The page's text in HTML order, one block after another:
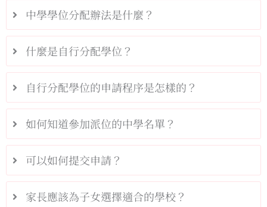
中學學位分配辦法是什麼？
什麼是自行分配學位？
自行分配學位的申請程序是怎樣的？
如何知道參加派位的中學名單？
可以如何提交申請？
家長應該為子女選擇適合的學校？